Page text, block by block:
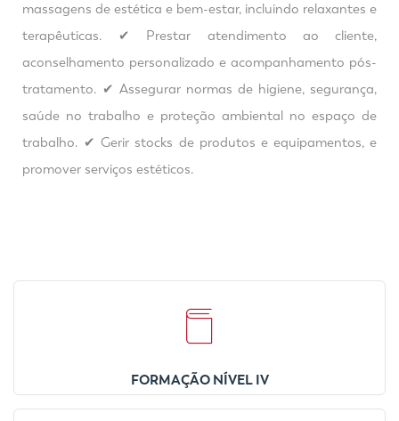
massagens de estética e bem-estar, incluindo relaxantes e
terapêuticas. ✔ Prestar atendimento ao cliente,
aconselhamento personalizado e acompanhamento pós-
tratamento. ✔ Assegurar normas de higiene, segurança,
saúde no trabalho e proteção ambiental no espaço de
trabalho. ✔ Gerir stocks de produtos e equipamentos, e
promover serviços estéticos.
FORMAÇÃO NÍVEL IV